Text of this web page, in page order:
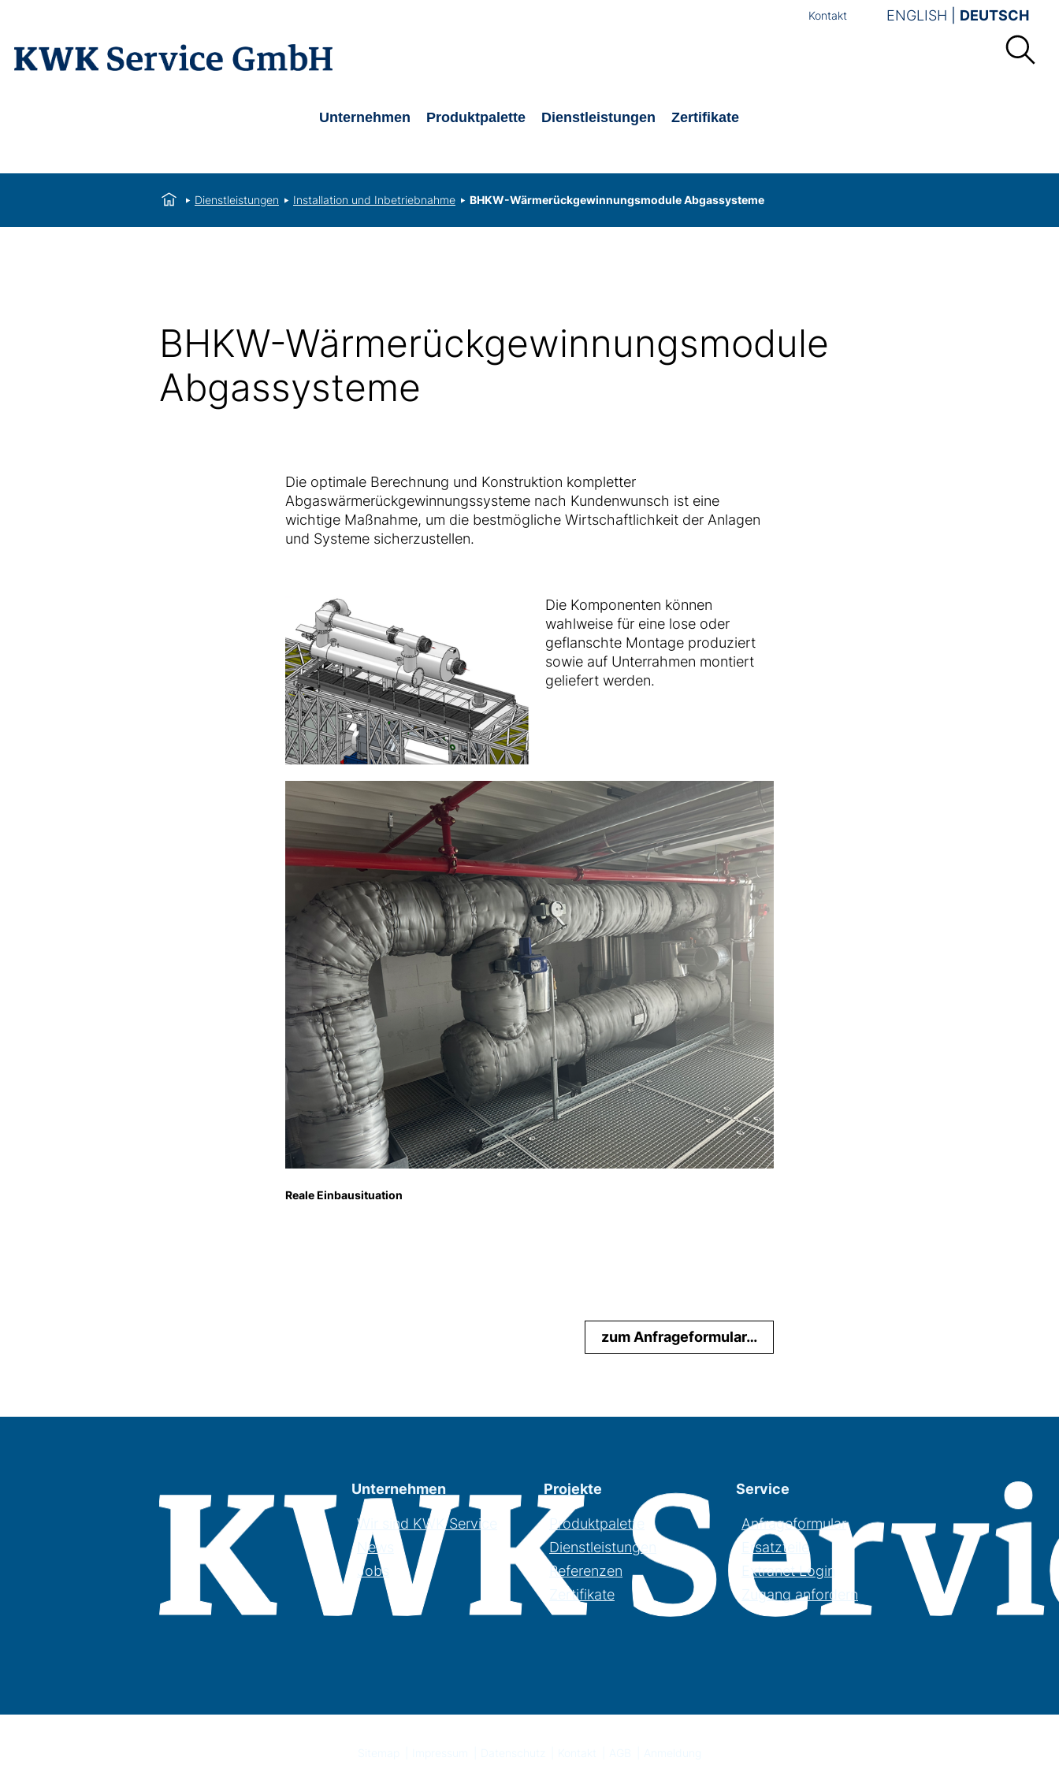
ENGLISH DEUTSCH
Kontakt
Unternehmen Produktpalette Dienstleistungen Zertifikate
Dienstleistungen Installation und Inbetriebnahme BHKW-Wärmerückgewinnungsmodule Abgassysteme
BHKW-Wärmerückgewinnungsmodule
Abgassysteme
Die optimale Berechnung und Konstruktion kompletter
Abgaswärmerückgewinnungssysteme nach Kundenwunsch ist eine
wichtige Maßnahme, um die bestmögliche Wirtschaftlichkeit der Anlagen
und Systeme sicherzustellen.
Die Komponenten können
wahlweise für eine lose oder
geflanschte Montage produziert
sowie auf Unterrahmen montiert
geliefert werden.
Reale Einbausituation
zum Anfrageformular…
Unternehmen
Wir sind KWK Service
News
Jobs
Projekte
Produktpalette
Dienstleistungen
Referenzen
Zertifikate
Service
Anfrageformular
Ersatzteile
Extranet Login
Zugang anfordern